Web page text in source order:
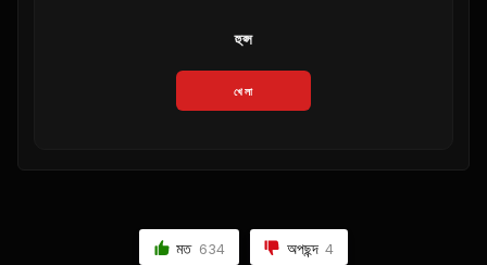
হুপ্স
খেলা
মত 634 অপছন্দ 4